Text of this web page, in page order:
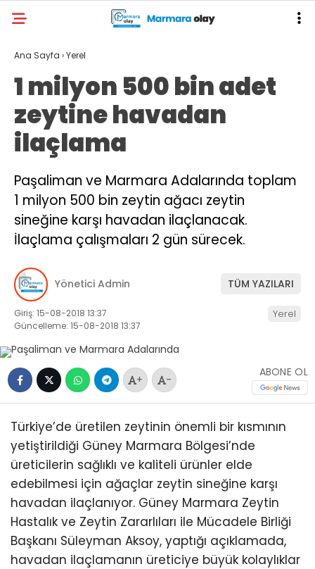
Ana Sayfa ›Yerel
1 milyon 500 bin adet
zeytine havadan
ilaçlama
Paşaliman ve Marmara Adalarında toplam
1 milyon 500 bin zeytin ağacı zeytin
sineğine karşı havadan ilaçlanacak.
İlaçlama çalışmaları 2 gün sürecek.
Yönetici Admin TÜM YAZILARI
Giriş: 15-08-2018 13:37
Güncelleme: 15-08-2018 13:37
Yerel
+ -
ABONE OL
Türkiye’de üretilen zeytinin önemli bir kısmının
yetiştirildiği Güney Marmara Bölgesi’nde
üreticilerin sağlıklı ve kaliteli ürünler elde
edebilmesi için ağaçlar zeytin sineğine karşı
havadan ilaçlanıyor. Güney Marmara Zeytin
Hastalık ve Zeytin Zararlıları ile Mücadele Birliği
Başkanı Süleyman Aksoy, yaptığı açıklamada,
havadan ilaçlamanın üreticiye büyük kolaylıklar